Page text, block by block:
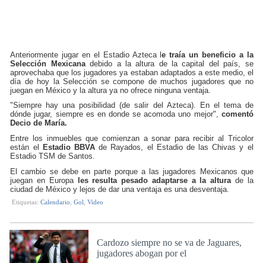
Anteriormente jugar en el Estadio Azteca le traía un beneficio a la
Selección Mexicanadebido a la altura de la capital del país, se
aprovechaba que los jugadores ya estaban adaptados a este medio, el
día de hoy la Selección se compone de muchos jugadores que no
juegan en México y la altura ya no ofrece ninguna ventaja.
"Siempre hay una posibilidad (de salir del Azteca). En el tema de
dónde jugar, siempre es en donde se acomoda uno mejor", comentó
Decio de María.
Entre los inmuebles que comienzan a sonar para recibir al Tricolor
están el
Estadio BBVAde Rayados, el Estadio de las Chivas y el
Estadio TSM de Santos.
El cambio se debe en parte porque a las jugadores Mexicanos que
juegan en Europa les resulta pesado adaptarse a la altura de la
ciudad de México y lejos de dar una ventaja es una desventaja.
Etiquetas: Calendario, Gol, Video
Cardozo siempre no se va de Jaguares,
jugadores abogan por el